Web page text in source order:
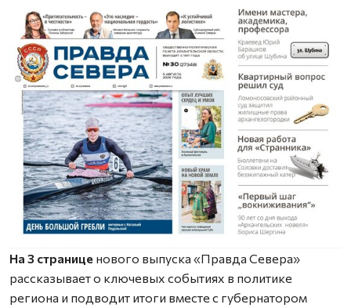
На 3 странице нового выпуска «Правда Севера»
рассказывает о ключевых событиях в политике
региона и подводит итоги вместе с губернатором